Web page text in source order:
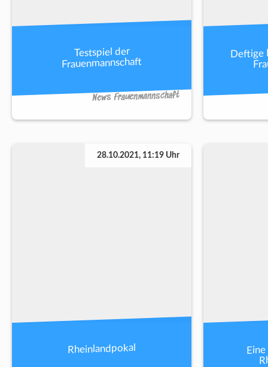
Testspiel der
Frauenmannschaft
News Frauenmannschaft
Deftige
28.10.2021, 11:19 Uhr
Rheinlandpokal